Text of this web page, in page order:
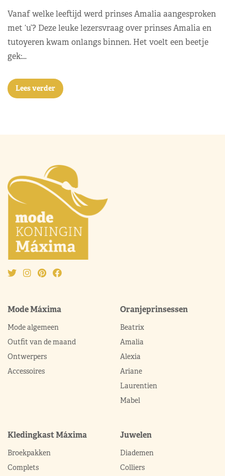
Vanaf welke leeftijd werd prinses Amalia aangesproken
met ‘u’? Deze leuke lezersvraag over prinses Amalia en
tutoyeren kwam onlangs binnen. Het voelt een beetje
gek:…
Lees verder
Mode Máxima
Mode algemeen
Outfit van de maand
Ontwerpers
Accessoires
Oranjeprinsessen
Beatrix
Amalia
Alexia
Ariane
Laurentien
Mabel
Kledingkast Máxima
Broekpakken
Complets
Juwelen
Diademen
Colliers